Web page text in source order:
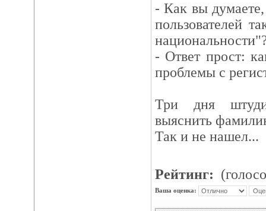
- Как вы
пользователей
- Ответ прост:
проблемы с
Три дня
выяснить
Так и не нашел...
Рейтинг:
Ваша оценка: